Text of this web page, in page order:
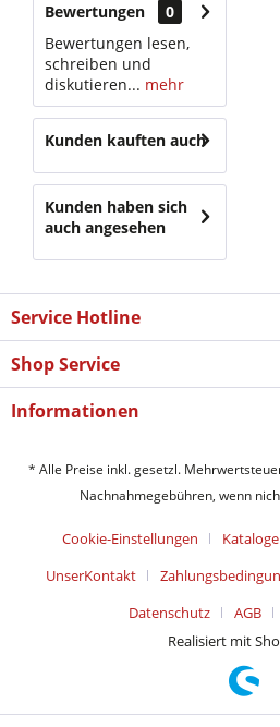
Bewertungen
0
Bewertungen lesen,
schreiben und
diskutieren... mehr
Kunden kauften auch
Kunden haben sich
auch angesehen
Service Hotline
Shop Service
Informationen
* Alle Preise inkl. gesetzl.
Nachnahmegebühren, wenn
Cookie-Einstellungen
UnserKontakt
Datenschutz
AGB
Realisiert mit